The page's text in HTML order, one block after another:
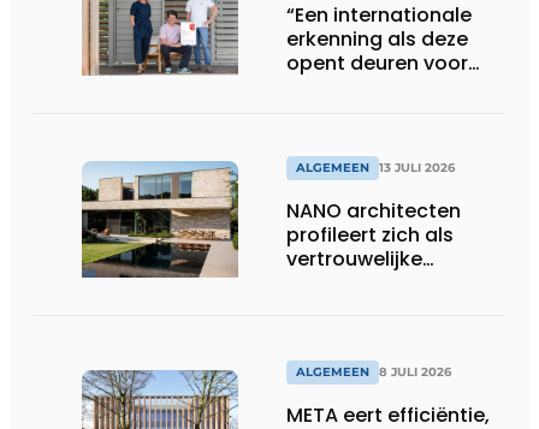
“Een internationale
erkenning als deze
opent deuren voor
ALGEMEEN 13 JULI 2026
NANO architecten
profileert zich als
vertrouwelijke
ALGEMEEN 8 JULI 2026
META eert efficiëntie,